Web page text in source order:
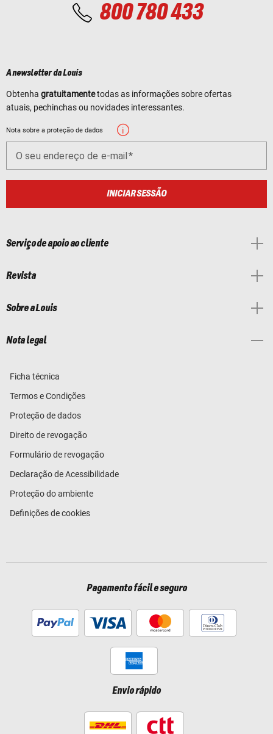
800 780 433
A newsletter da Louis
Obtenha gratuitamentetodas as informações sobre ofertas
atuais, pechinchas ou novidades interessantes.
Nota sobre a proteção de dados
O seu endereço de e-mail
INICIAR SESSÃO
Serviço de apoio ao cliente
Revista
Sobre a Louis
Nota legal
Ficha técnica
Termos e Condições
Proteção de dados
Direito de revogação
Formulário de revogação
Declaração de Acessibilidade
Proteção do ambiente
Definições de cookies
Pagamento fácil e seguro
Envio rápido